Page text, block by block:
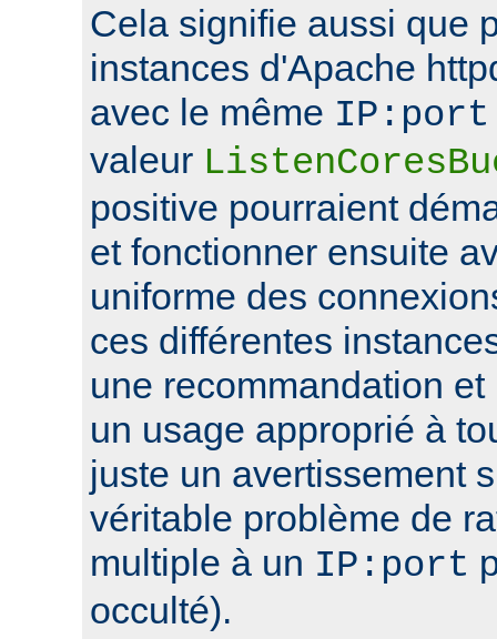
Cela signifie aussi que
instances d'Apache
avec le même IP:port
valeur
positive pourraient
et fonctionner ensuite
uniforme des
ces différentes
une recommandation
un usage approprié à
juste un avertissement
véritable problème de
multiple à un IP:port
occulté).